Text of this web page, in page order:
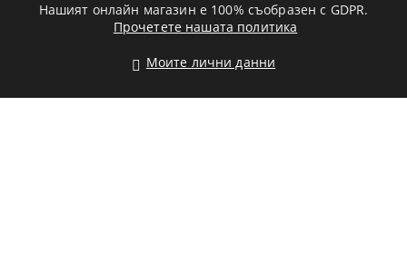
Нашият онлайн магазин е 100% съобразен с GDPR.
Прочетете нашата политика
Моите лични данни